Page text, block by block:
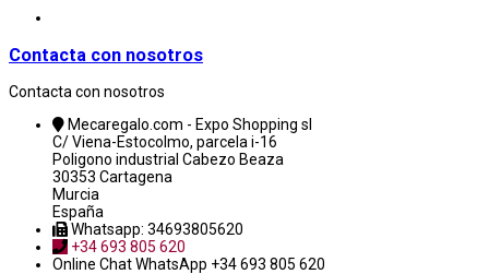
Contacta con nosotros
Contacta con nosotros
Mecaregalo.com - Expo Shopping sl
C/ Viena-Estocolmo, parcela i-16
Poligono industrial Cabezo Beaza
30353 Cartagena
Murcia
España
Whatsapp: 34693805620
+34 693 805 620
Online ChatWhatsApp +34 693 805 620